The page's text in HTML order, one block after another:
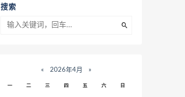
搜索
« 2026年4月 »
一 二 三 四 五 六 日